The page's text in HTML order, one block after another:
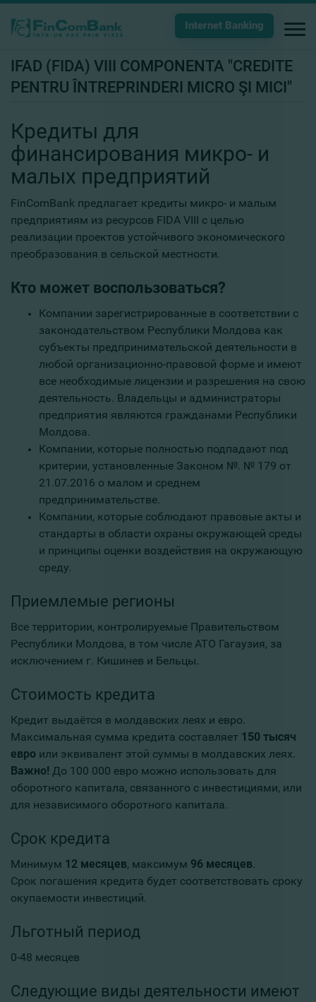
Internet Banking
IFAD (FIDA) VIII COMPONENTA "CREDITE
PENTRU ÎNTREPRINDERI MICRO ŞI MICI"
Кредиты для
финансирования микро- и
малых предприятий
FinComBank предлагает кредиты микро- и малым
предприятиям из ресурсов FIDA VIII с целью
реализации проектов устойчивого экономического
преобразования в сельской местности.
Кто может воспользоваться?
Компании зарегистрированные в соответствии с
законодательством Республики Молдова как
субъекты предпринимательской деятельности в
любой организационно-правовой форме и имеют
все необходимые лицензии и разрешения на свою
деятельность. Владельцы и администраторы
предприятия являются гражданами Республики
Молдова.
Компании, которые полностью подпадают под
критерии, установленные Законом №. № 179 от
21.07.2016 о малом и среднем
предпринимательстве.
Компании, которые соблюдают правовые акты и
стандарты в области охраны окружающей среды
и принципы оценки воздействия на окружающую
среду.
Приемлемые регионы
Все территории, контролируемые Правительством
Республики Молдова, в том числе АТО Гагаузия, за
исключением г. Кишинев и Бельцы.
Стоимость кредита
Кредит выдаётся в молдавских леях и евро.
Максимальная сумма кредита составляет 150 тысяч
евро или эквивалент этой суммы в молдавских леях.
Важно! До 100 000 евро можно использовать для
оборотного капитала, связанного с инвестициями, или
для независимого оборотного капитала.
Срок кредита
Минимум 12 месяцев, максимум 96 месяцев.
Срок погашения кредита будет соответствовать сроку
окупаемости инвестиций.
Льготный период
0-48 месяцев
Следующие виды деятельности имеют